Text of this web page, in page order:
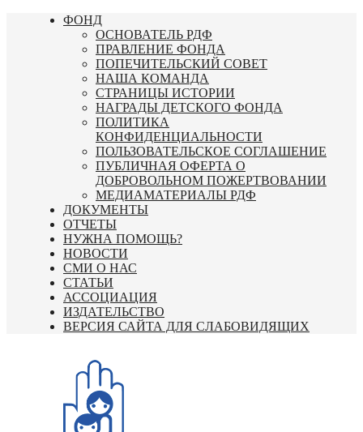
Перейти
ФОНД
ОСНОВАТЕЛЬ РДФ
ПРАВЛЕНИЕ ФОНДА
ПОПЕЧИТЕЛЬСКИЙ СОВЕТ
НАША КОМАНДА
СТРАНИЦЫ ИСТОРИИ
НАГРАДЫ ДЕТСКОГО ФОНДА
ПОЛИТИКА
КОНФИДЕНЦИАЛЬНОСТИ
ПОЛЬЗОВАТЕЛЬСКОЕ СОГЛАШЕНИЕ
ПУБЛИЧНАЯ ОФЕРТА О
ДОБРОВОЛЬНОМ ПОЖЕРТВОВАНИИ
МЕДИАМАТЕРИАЛЫ РДФ
ДОКУМЕНТЫ
ОТЧЕТЫ
НУЖНА ПОМОЩЬ?
НОВОСТИ
СМИ О НАС
СТАТЬИ
АССОЦИАЦИЯ
ИЗДАТЕЛЬСТВО
ВЕРСИЯ САЙТА ДЛЯ СЛАБОВИДЯЩИХ